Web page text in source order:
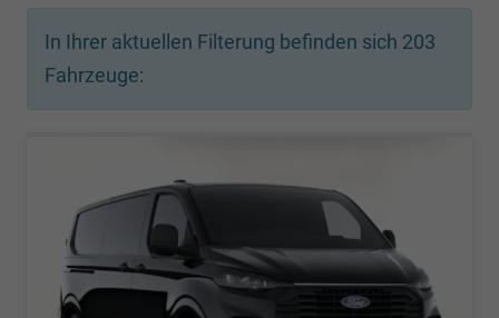
In Ihrer aktuellen Filterung befinden sich 203
Fahrzeuge: